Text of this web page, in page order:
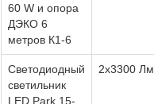
60 W и опора
ДЭКО 6
метров К1-6
Светодиодный
светильник
LED Park 15-
2х3300 Лм